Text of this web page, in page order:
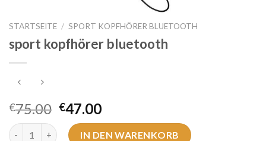
STARTSEITE / SPORT KOPFHÖRER BLUETOOTH
sport kopfhörer bluetooth
€75.00 €47.00
sport kopfhörer bluetooth Menge
IN DEN WARENKORB